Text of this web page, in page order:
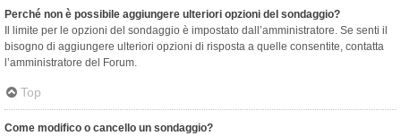
Perché non è possibile aggiungere ulteriori opzioni del sondaggio?
Il limite per le opzioni del sondaggio è impostato dall’amministratore. Se senti il
bisogno di aggiungere ulteriori opzioni di risposta a quelle consentite, contatta
l’amministratore del Forum.
Top
Come modifico o cancello un sondaggio?